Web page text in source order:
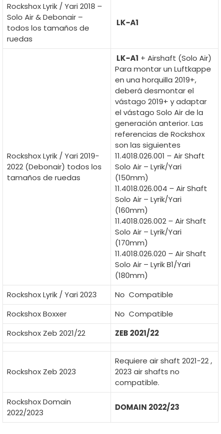
Rockshox Lyrik / Yari 2018 –
Solo Air & Debonair –
todos los tamaños de
ruedas
LK-A1
Rockshox Lyrik / Yari 2019-
2022 (Debonair) todos los
tamaños de ruedas
LK-A1 + Airshaft (Solo Air)
Para montar un Luftkappe
en una horquilla 2019+,
deberá desmontar el
vástago 2019+ y adaptar
el vástago Solo Air de la
generación anterior. Las
referencias de Rockshox
son las siguientes
11.4018.026.001 – Air Shaft
Solo Air – Lyrik/Yari
(150mm)
11.4018.026.004 – Air Shaft
Solo Air – Lyrik/Yari
(160mm)
11.4018.026.002 – Air Shaft
Solo Air – Lyrik/Yari
(170mm)
11.4018.026.020 – Air Shaft
Solo Air – Lyrik B1/Yari
(180mm)
Rockshox Lyrik / Yari 2023
No Compatible
Rockshox Boxxer
No Compatible
Rockshox Zeb 2021/22
ZEB 2021/22
Rockshox Zeb 2023
Requiere air shaft 2021-22 ,
2023 air shafts no
compatible.
Rockshox Domain
2022/2023
DOMAIN 2022/23